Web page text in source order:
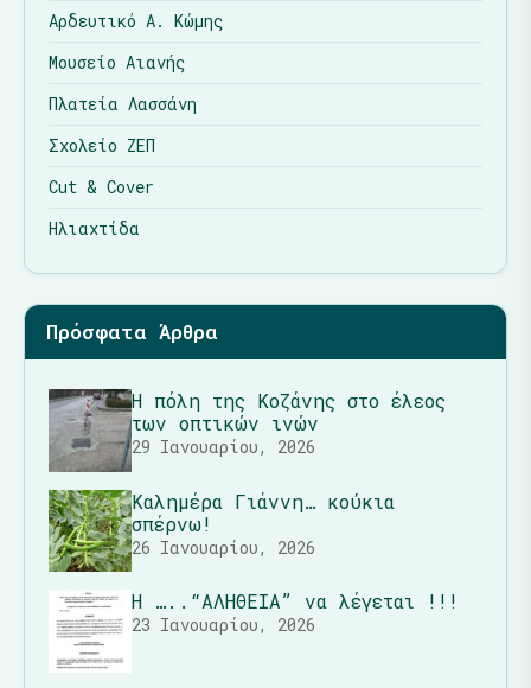
Αρδευτικό Α. Κώμης
Μουσείο Αιανής
Πλατεία Λασσάνη
Σχολείο ΖΕΠ
Cut & Cover
Ηλιαχτίδα
Πρόσφατα Άρθρα
Η πόλη της Κοζάνης στο έλεος
των οπτικών ινών
29 Ιανουαρίου, 2026
Καλημέρα Γιάννη… κούκια
σπέρνω!
26 Ιανουαρίου, 2026
Η …..“ΑΛΗΘΕΙΑ” να λέγεται !!!
23 Ιανουαρίου, 2026